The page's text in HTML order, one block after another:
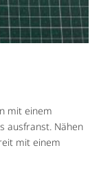
mit einem
ausfranst. Nähen
mit einem